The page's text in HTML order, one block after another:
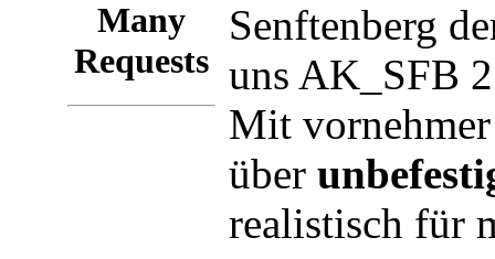
Senftenberg
uns AK_SFB
Mit vornehmer
über
realistisch für